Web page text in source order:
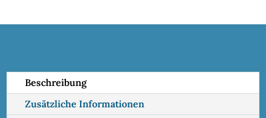
n
i
v
Beschreibung
Zusätzliche Informationen